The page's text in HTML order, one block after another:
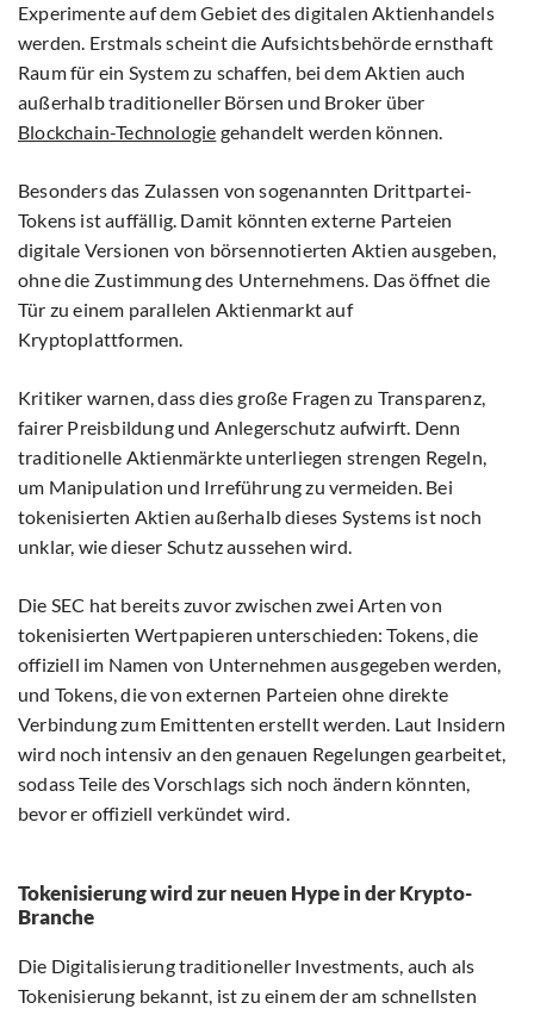
Experimente auf dem Gebiet des digitalen Aktienhandels
werden. Erstmals scheint die Aufsichtsbehörde ernsthaft
Raum für ein System zu schaffen, bei dem Aktien auch
außerhalb traditioneller Börsen und Broker über
Blockchain-Technologie gehandelt werden können.
Besonders das Zulassen von sogenannten Drittpartei-
Tokens ist auffällig. Damit könnten externe Parteien
digitale Versionen von börsennotierten Aktien ausgeben,
ohne die Zustimmung des Unternehmens. Das öffnet die
Tür zu einem parallelen Aktienmarkt auf
Kryptoplattformen.
Kritiker warnen, dass dies große Fragen zu Transparenz,
fairer Preisbildung und Anlegerschutz aufwirft. Denn
traditionelle Aktienmärkte unterliegen strengen Regeln,
um Manipulation und Irreführung zu vermeiden. Bei
tokenisierten Aktien außerhalb dieses Systems ist noch
unklar, wie dieser Schutz aussehen wird.
Die SEC hat bereits zuvor zwischen zwei Arten von
tokenisierten Wertpapieren unterschieden: Tokens, die
offiziell im Namen von Unternehmen ausgegeben werden,
und Tokens, die von externen Parteien ohne direkte
Verbindung zum Emittenten erstellt werden. Laut Insidern
wird noch intensiv an den genauen Regelungen gearbeitet,
sodass Teile des Vorschlags sich noch ändern könnten,
bevor er offiziell verkündet wird.
Tokenisierung wird zur neuen Hype in der Krypto-
Branche
Die Digitalisierung traditioneller Investments, auch als
Tokenisierung bekannt, ist zu einem der am schnellsten